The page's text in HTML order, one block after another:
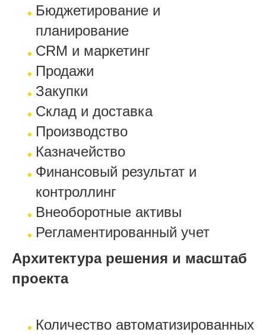
Бюджетирование и
планирование
CRM и маркетинг
Продажи
Закупки
Склад и доставка
Производство
Казначейство
Финансовый результат и
контроллинг
Внеоборотные активы
Регламентированный учет
Архитектура решения и масштаб
проекта
Количество автоматизированных